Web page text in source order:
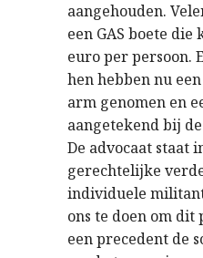
aangehouden.
een GAS boete die
euro per persoon.
hen hebben nu
arm genomen en
aangetekend bij
De advocaat staat
gerechtelijke
individuele
ons te doen om dit
een precedent de